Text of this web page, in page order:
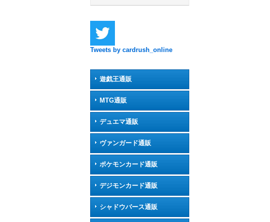
Tweets by cardrush_online
遊戯王通販
MTG通販
デュエマ通販
ヴァンガード通販
ポケモンカード通販
デジモンカード通販
シャドウバース通販